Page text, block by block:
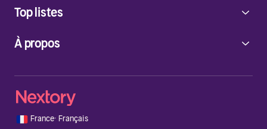
À propos
Top listes
🇫🇷 France· Français